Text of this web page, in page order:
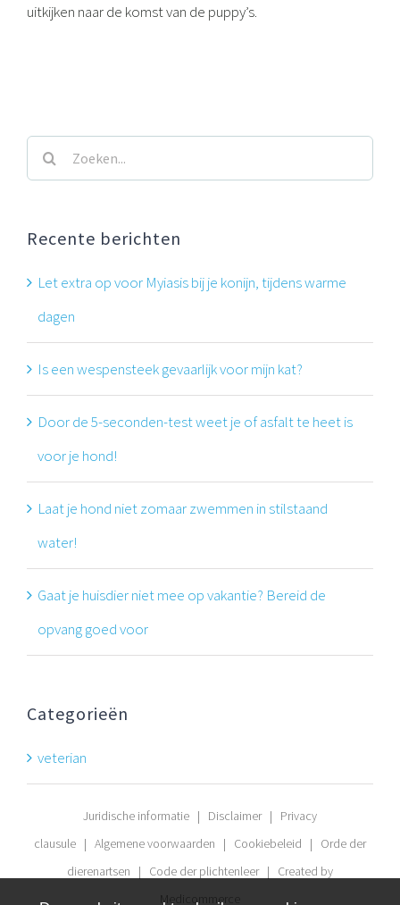
uitkijken naar de komst van de puppy’s.
Zoeken
naar:
Recente berichten
Let extra op voor Myiasis bij je konijn, tijdens warme
dagen
Is een wespensteek gevaarlijk voor mijn kat?
Door de 5-seconden-test weet je of asfalt te heet is
voor je hond!
Laat je hond niet zomaar zwemmen in stilstaand
water!
Gaat je huisdier niet mee op vakantie? Bereid de
opvang goed voor
Categorieën
veterian
Juridische informatie | Disclaimer| Privacy
clausule | Algemene voorwaarden | Cookiebeleid | Orde der
dierenartsen | Code der plichtenleer| Created by
Medicommerce